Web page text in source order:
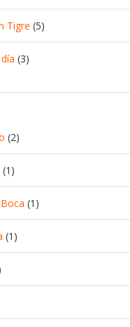
Tigre (5)
(3)
(2)
(1)
(1)
(1)